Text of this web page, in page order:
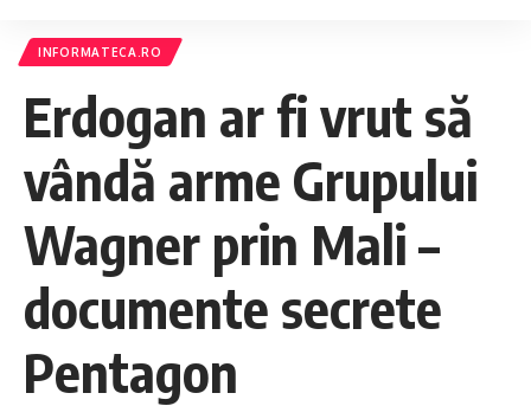
INFORMATECA.RO
Erdogan ar fi vrut să
vândă arme Grupului
Wagner prin Mali –
documente secrete
Pentagon